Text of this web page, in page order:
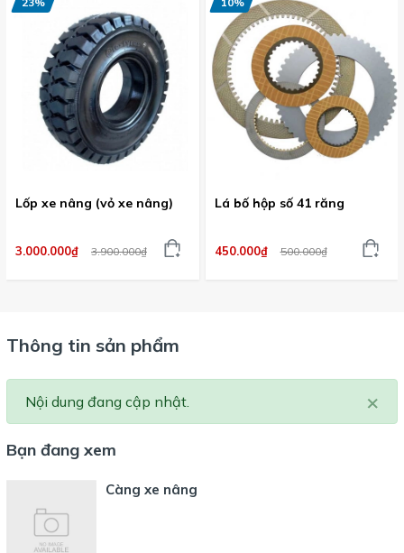
Lốp xe nâng (vỏ xe nâng)
3.000.000₫ 3.900.000₫
Lá bố hộp số 41 răng
450.000₫ 500.000₫
Thông tin sản phẩm
×
Nội dung đang cập nhật.
Bạn đang xem
Càng xe nâng